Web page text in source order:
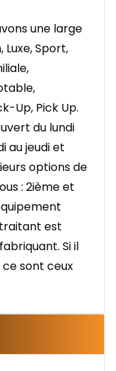
une large
Sport,
Up, Pick Up.
du lundi
au jeudi et
options de
: 2ième et
est
Si il
sont ceux